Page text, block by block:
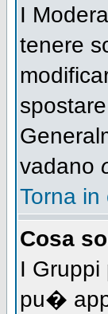
I
tenere
vadano
Torna in
Cosa
I Gruppi
pu�